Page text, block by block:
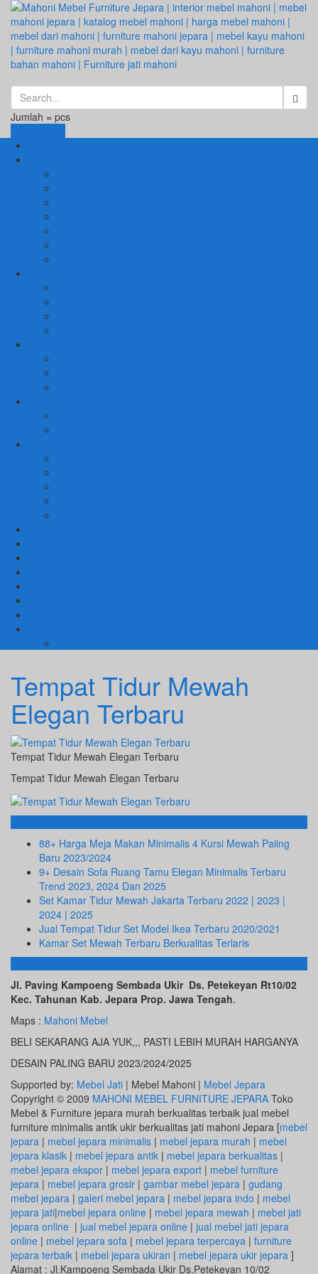
Jumlah = pcs
Tempat Tidur Mewah
Elegan Terbaru
Tempat Tidur Mewah Elegan Terbaru
Tempat Tidur Mewah Elegan Terbaru
Info Terbaru
88+ Harga Meja Makan Minimalis 4 Kursi Mewah Paling
Baru 2023/2024
9+ Desain Sofa Ruang Tamu Elegan Minimalis Terbaru
Trend 2023, 2024 Dan 2025
Set Kamar Tidur Mewah Jakarta Terbaru 2022 | 2023 |
2024 | 2025
Jual Tempat Tidur Set Model Ikea Terbaru 2020/2021
Kamar Set Mewah Terbaru Berkualitas Terlaris
ALAMAT KAMI
Jl. Paving Kampoeng Sembada Ukir Ds. Petekeyan Rt10/02
Kec. Tahunan Kab. Jepara Prop. Jawa Tengah.
Maps : Mahoni Mebel
BELI SEKARANG AJA YUK,,, PASTI LEBIH MURAH HARGANYA
DESAIN PALING BARU 2023/2024/2025
Supported by: Mebel Jati | Mebel Mahoni | Mebel Jepara
Copyright © 2009 MAHONI MEBEL FURNITURE JEPARA Toko
Mebel & Furniture jepara murah berkualitas terbaik jual mebel
furniture minimalis antik ukir berkualitas jati mahoni Jepara [mebel
jepara | mebel jepara minimalis | mebel jepara murah | mebel
jepara klasik | mebel jepara antik | mebel jepara berkualitas |
mebel jepara ekspor | mebel jepara export | mebel furniture
jepara | mebel jepara grosir | gambar mebel jepara | gudang
mebel jepara | galeri mebel jepara | mebel jepara indo | mebel
jepara jati|mebel jepara online | mebel jepara mewah | mebel jati
jepara online | jual mebel jepara online | jual mebel jati jepara
online | mebel jepara sofa | mebel jepara terpercaya | furniture
jepara terbaik | mebel jepara ukiran | mebel jepara ukir jepara ]
Alamat : Jl.Kampoeng Sembada Ukir Ds.Petekeyan 10/02